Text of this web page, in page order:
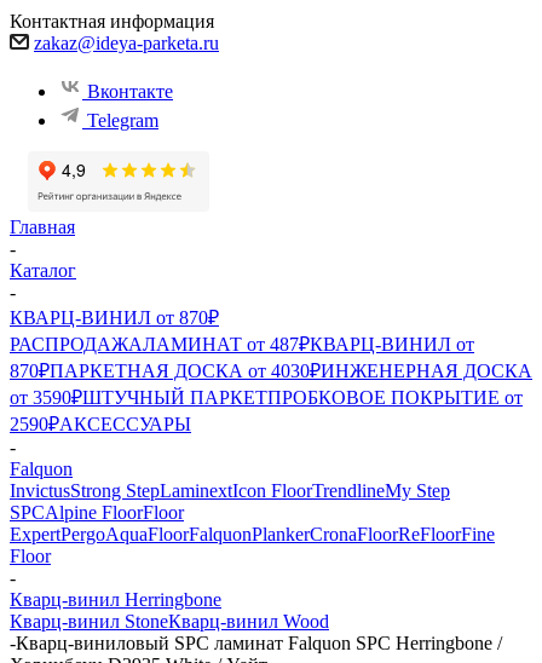
Контактная информация
zakaz@ideya-parketa.ru
Вконтакте
Telegram
Главная
-
Каталог
-
КВАРЦ-ВИНИЛ от 870₽
РАСПРОДАЖАЛАМИНАТ от 487₽КВАРЦ-ВИНИЛ от
870₽ПАРКЕТНАЯ ДОСКА от 4030₽ИНЖЕНЕРНАЯ ДОСКА
от 3590₽ШТУЧНЫЙ ПАРКЕТПРОБКОВОЕ ПОКРЫТИЕ от
2590₽АКСЕССУАРЫ
-
Falquon
InvictusStrong StepLaminextIcon FloorTrendlineMy Step
SPCAlpine FloorFloor
ExpertPergoAquaFloorFalquonPlankerCronaFloorReFloorFine
Floor
-
Кварц-винил Herringbone
Кварц-винил StoneКварц-винил Wood
-Кварц-виниловый SPC ламинат Falquon SPC Herringbone /